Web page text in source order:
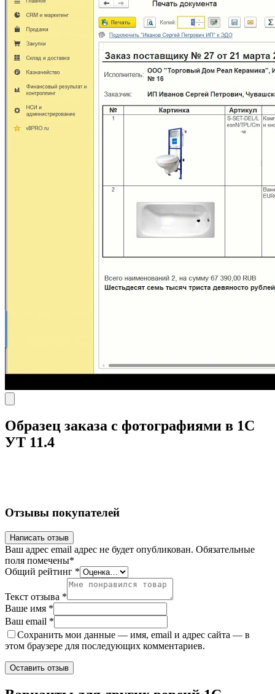
Образец заказа с фотографиями в 1С
УТ 11.4
Отзывы покупателей
Написать отзыв
Ваш адрес email адрес не будет опубликован. Обязательные
поля помечены*
Общий рейтинг *
Текст отзыва *
Ваше имя *
Ваш email *
Сохранить мои данные — имя, email и адрес сайта — в
этом браузере для последующих комментариев.